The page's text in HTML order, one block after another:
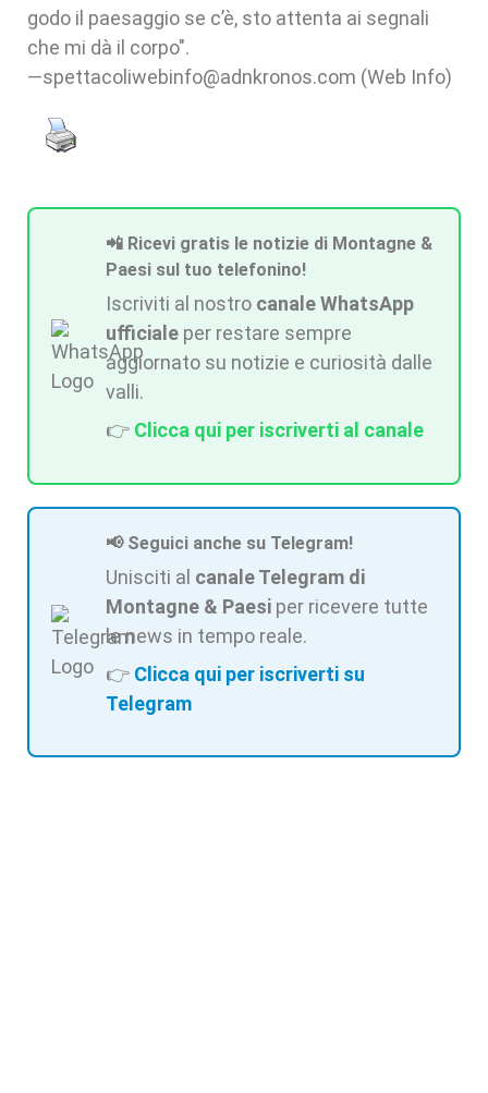
godo il paesaggio se c’è, sto attenta ai segnali
che mi dà il corpo".
—spettacoliwebinfo@adnkronos.com (Web Info)
📲 Ricevi gratis le notizie di Montagne &
Paesi sul tuo telefonino!
Iscriviti al nostro canale WhatsApp
ufficiale per restare sempre
aggiornato su notizie e curiosità dalle
valli.
👉 Clicca qui per iscriverti al canale
📢 Seguici anche su Telegram!
Unisciti al canale Telegram di
Montagne & Paesi per ricevere tutte
le news in tempo reale.
👉 Clicca qui per iscriverti su
Telegram